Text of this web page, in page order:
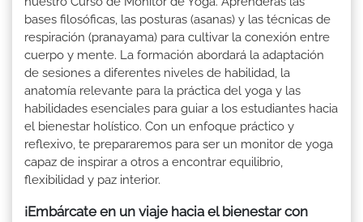
bases filosóficas, las posturas (asanas) y las técnicas de
respiración (pranayama) para cultivar la conexión entre
cuerpo y mente. La formación abordará la adaptación
de sesiones a diferentes niveles de habilidad, la
anatomía relevante para la práctica del yoga y las
habilidades esenciales para guiar a los estudiantes hacia
el bienestar holístico. Con un enfoque práctico y
reflexivo, te prepararemos para ser un monitor de yoga
capaz de inspirar a otros a encontrar equilibrio,
flexibilidad y paz interior.
¡Embárcate en un viaje hacia el bienestar con